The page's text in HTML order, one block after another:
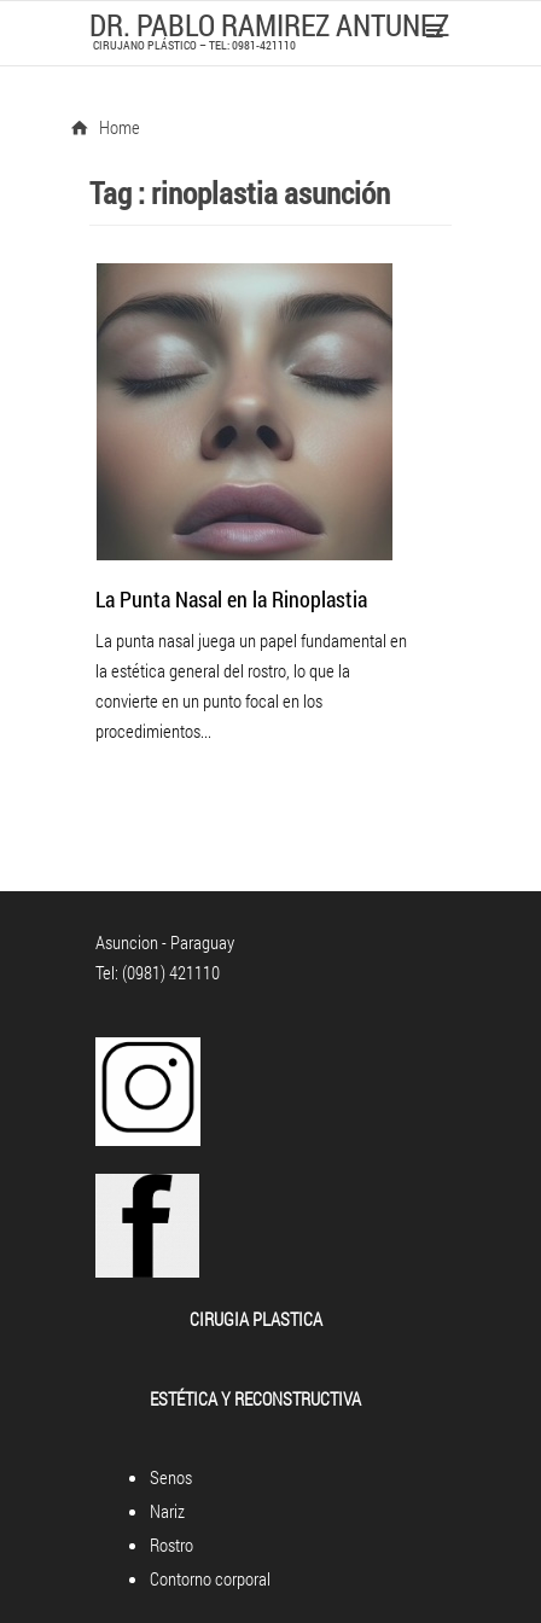
DR. PABLO RAMIREZ ANTUNEZ
CIRUJANO PLÁSTICO – TEL: 0981-421110
Home
Tag :rinoplastia asunción
La Punta Nasal en la Rinoplastia
La punta nasal juega un papel fundamental en
la estética general del rostro, lo que la
convierte en un punto focal en los
procedimientos...
Asuncion - Paraguay
Tel: (0981) 421110
CIRUGIA PLASTICA
ESTÉTICA Y RECONSTRUCTIVA
Senos
Nariz
Rostro
Contorno corporal